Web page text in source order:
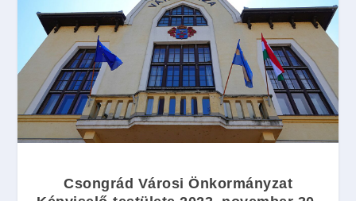
Csongrád Városi Önkormányzat